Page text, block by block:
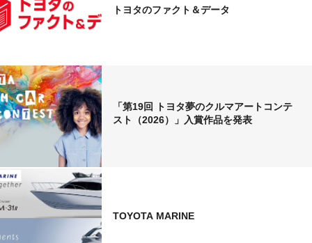
トヨタのファクト＆データ
「第19回 トヨタ夢のクルマアートコンテ
スト（2026）」入賞作品を発表
TOYOTA MARINE